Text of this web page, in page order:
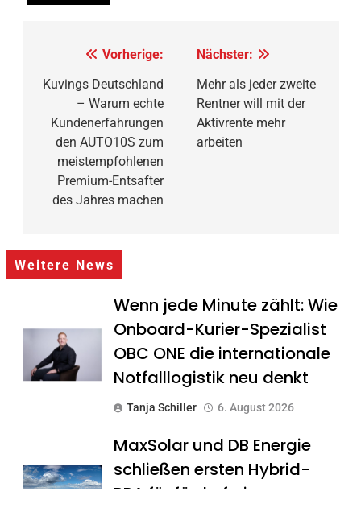
Beitragsnavigation
Vorherige:
Kuvings Deutschland
– Warum echte
Kundenerfahrungen
den AUTO10S zum
meistempfohlenen
Premium-Entsafter
des Jahres machen
Nächster:
Mehr als jeder zweite
Rentner will mit der
Aktivrente mehr
arbeiten
Weitere News
Wenn jede Minute zählt: Wie
Onboard-Kurier-Spezialist
OBC ONE die internationale
Notfalllogistik neu denkt
Tanja Schiller 6. August 2026
MaxSolar und DB Energie
schließen ersten Hybrid-
PPA für förderfreie